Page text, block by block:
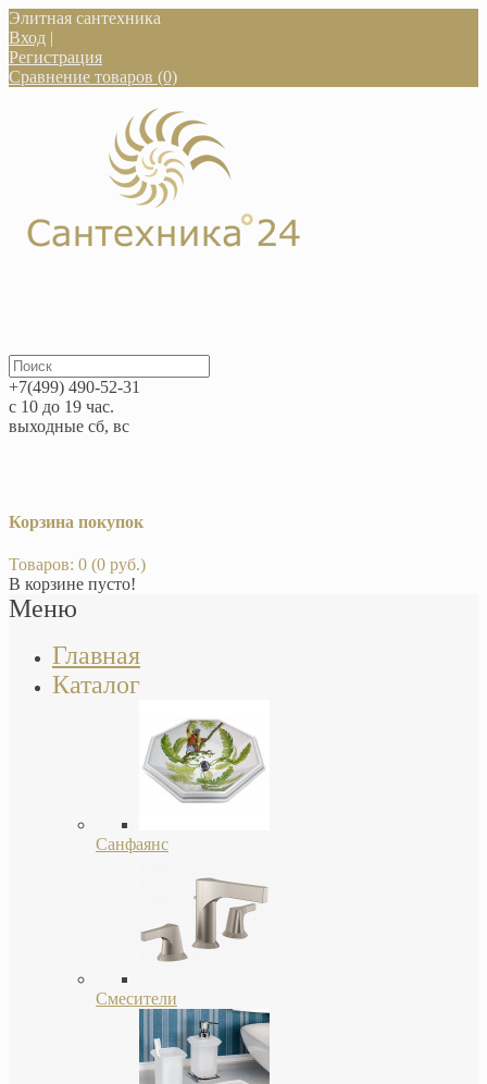
Элитная сантехника
Вход |
Регистрация
Сравнение товаров (0)
+7(499) 490-52-31
с 10 до 19 час.
выходные сб, вс
Корзина покупок
Товаров: 0 (0 руб.)
В корзине пусто!
Меню
Главная
Каталог
Санфаянс
Смесители